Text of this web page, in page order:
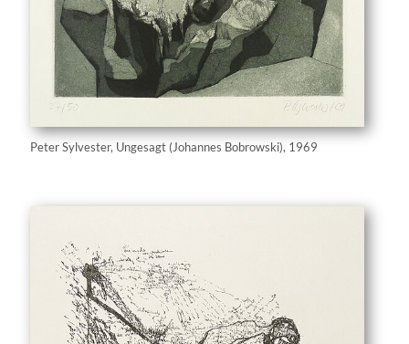
Peter Sylvester, Ungesagt (Johannes Bobrowski), 1969